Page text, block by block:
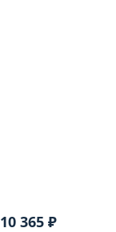
10 365 ₽